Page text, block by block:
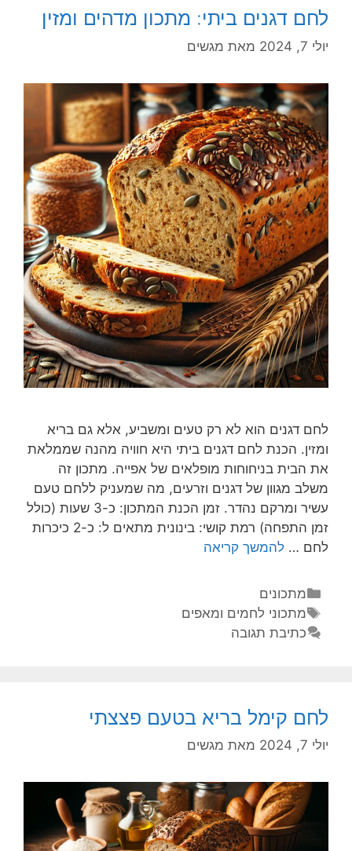
לחם דגנים ביתי: מתכון מדהים ומזין
יולי 7, 2024 מאת מגשים
לחם דגנים הוא לא רק טעים ומשביע, אלא גם בריא
ומזין. הכנת לחם דגנים ביתי היא חוויה מהנה שממלאת
את הבית בניחוחות מופלאים של אפייה. מתכון זה
משלב מגוון של דגנים וזרעים, מה שמעניק ללחם טעם
עשיר ומרקם נהדר. זמן הכנת המתכון: כ-3 שעות (כולל
זמן התפחה) רמת קושי: בינונית מתאים ל: כ-2 כיכרות
לחם … להמשך קריאה
מתכונים
מתכוני לחמים ומאפים
כתיבת תגובה
לחם קימל בריא בטעם פצצתי
יולי 7, 2024 מאת מגשים